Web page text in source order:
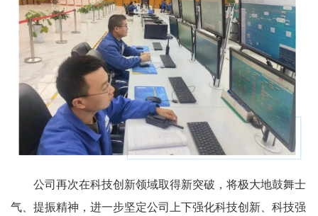
公司再次在科技创新领域取得新突破，将极大地鼓舞士
气、提振精神，进一步坚定公司上下强化科技创新、科技强